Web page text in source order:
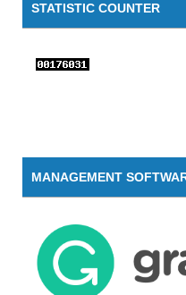
STATISTIC COUNTER
MANAGEMENT